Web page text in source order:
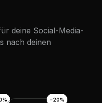
deine Social-Media-
nach deinen
% −20%